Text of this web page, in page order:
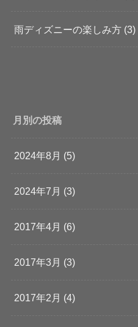
雨ディズニーの楽しみ方 (3)
月別の投稿
2024年8月 (5)
2024年7月 (3)
2017年4月 (6)
2017年3月 (3)
2017年2月 (4)